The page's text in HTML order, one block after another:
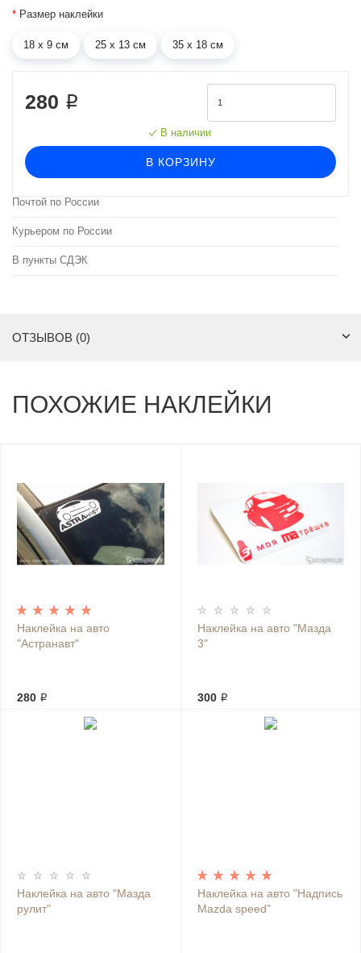
* Размер наклейки
18 х 9 см 25 х 13 см 35 х 18 см
280 ₽
В наличии
В КОРЗИНУ
Почтой по России
Курьером по России
В пункты СДЭК
ОТЗЫВОВ (0)
ПОХОЖИЕ НАКЛЕЙКИ
Наклейка на авто
"Астранавт"
280 ₽
Наклейка на авто "Мазда
3"
300 ₽
Наклейка на авто "Мазда
рулит"
Наклейка на авто "Надпись
Mazda speed"